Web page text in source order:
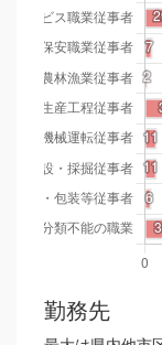
勤務先